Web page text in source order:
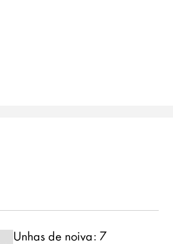
Unhas de noiva: 7